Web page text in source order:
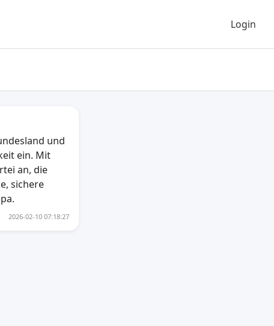
Login
und
ein. Mit
an, die
sichere
2026-02-10 07:18:27